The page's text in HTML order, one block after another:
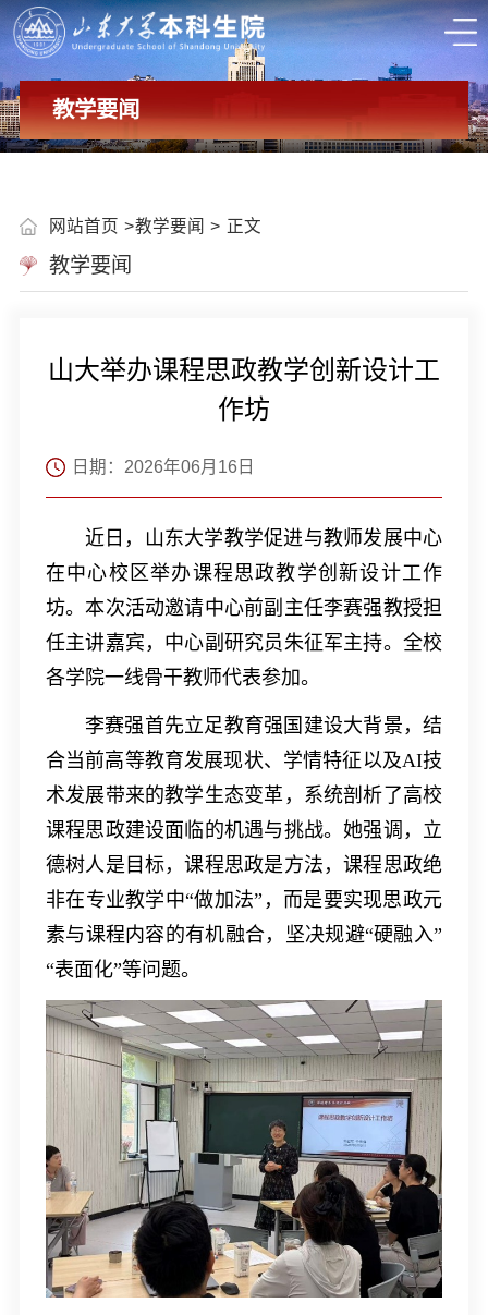
教学要闻
网站首页 教学要闻 正文
教学要闻
山大举办课程思政教学创新设计工
作坊
日期：2026年06月16日
近日，山东大学教学促进与教师发展中心
在中心校区举办课程思政教学创新设计工作
坊。本次活动邀请中心前副主任李赛强教授担
任主讲嘉宾，中心副研究员朱征军主持。全校
各学院一线骨干教师代表参加。
李赛强首先立足教育强国建设大背景，结
合当前高等教育发展现状、学情特征以及AI技
术发展带来的教学生态变革，系统剖析了高校
课程思政建设面临的机遇与挑战。她强调，立
德树人是目标，课程思政是方法，课程思政绝
非在专业教学中“做加法”，而是要实现思政元
素与课程内容的有机融合，坚决规避“硬融入”
“表面化”等问题。